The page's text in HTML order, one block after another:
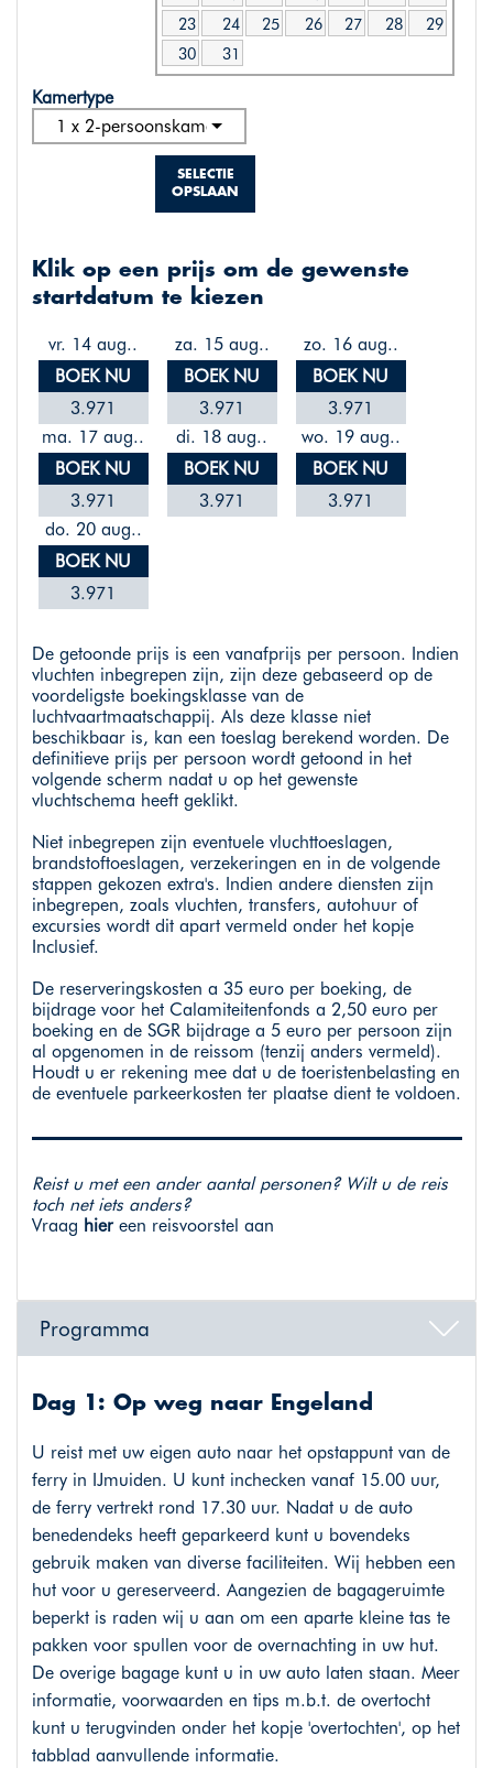
23
24 25 26 27 28
29
30
31
Kamertype
1 x 2-persoonskamer standaard
SELECTIE
OPSLAAN
Klik op een prijs om de gewenste
startdatum te kiezen
vr. 14 aug..
BOEK NU
3.971
za. 15 aug..
BOEK NU
3.971
zo. 16 aug..
BOEK NU
3.971
ma. 17 aug..
BOEK NU
3.971
di. 18 aug..
BOEK NU
3.971
wo. 19 aug..
BOEK NU
3.971
do. 20 aug..
BOEK NU
3.971
De getoonde prijs is een vanafprijs per persoon. Indien
vluchten inbegrepen zijn, zijn deze gebaseerd op de
voordeligste boekingsklasse van de
luchtvaartmaatschappij. Als deze klasse niet
beschikbaar is, kan een toeslag berekend worden. De
definitieve prijs per persoon wordt getoond in het
volgende scherm nadat u op het gewenste
vluchtschema heeft geklikt.
Niet inbegrepen zijn eventuele vluchttoeslagen,
brandstoftoeslagen, verzekeringen en in de volgende
stappen gekozen extra's. Indien andere diensten zijn
inbegrepen, zoals vluchten, transfers, autohuur of
excursies wordt dit apart vermeld onder het kopje
Inclusief.
De reserveringskosten a 35 euro per boeking, de
bijdrage voor het Calamiteitenfonds a 2,50 euro per
boeking en de SGR bijdrage a 5 euro per persoon zijn
al opgenomen in de reissom (tenzij anders vermeld).
Houdt u er rekening mee dat u de toeristenbelasting en
de eventuele parkeerkosten ter plaatse dient te voldoen.
Reist u met een ander aantal personen? Wilt u de reis
toch net iets anders?
Vraag hiereen reisvoorstel aan
Programma
Dag 1: Op weg naar Engeland
U reist met uw eigen auto naar het opstappunt van de
ferry in IJmuiden. U kunt inchecken vanaf 15.00 uur,
de ferry vertrekt rond 17.30 uur. Nadat u de auto
benedendeks heeft geparkeerd kunt u bovendeks
gebruik maken van diverse faciliteiten. Wij hebben een
hut voor u gereserveerd. Aangezien de bagageruimte
beperkt is raden wij u aan om een aparte kleine tas te
pakken voor spullen voor de overnachting in uw hut.
De overige bagage kunt u in uw auto laten staan. Meer
informatie, voorwaarden en tips m.b.t. de overtocht
kunt u terugvinden onder het kopje 'overtochten', op het
tabblad aanvullende informatie.